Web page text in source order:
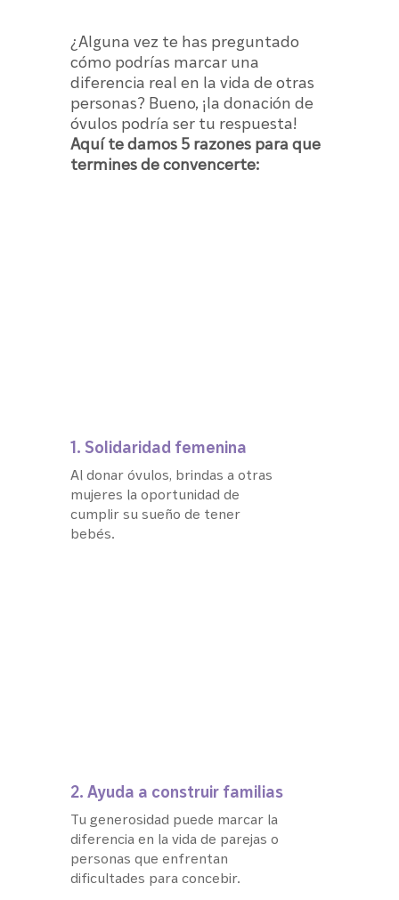
¿Alguna vez te has preguntado
cómo podrías marcar una
diferencia real en la vida de otras
personas? Bueno, ¡la donación de
óvulos podría ser tu respuesta!
Aquí te damos 5 razones para que
termines de convencerte:
1. Solidaridad femenina
Al donar óvulos, brindas a otras
mujeres la oportunidad de
cumplir su sueño de tener
bebés.
2. Ayuda a construir familias
Tu generosidad puede marcar la
diferencia en la vida de parejas o
personas que enfrentan
dificultades para concebir.